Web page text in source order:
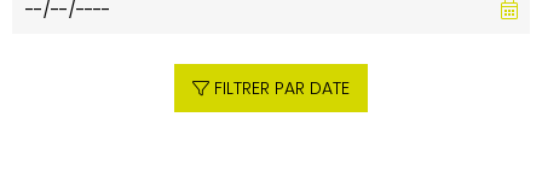
FILTRER PAR DATE